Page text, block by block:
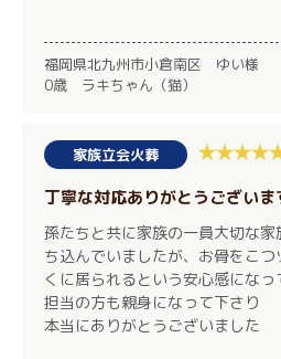
福岡県北九州市小倉南区 ゆい様
0歳 ラキちゃん（猫）
家族立会火葬
丁寧な対応ありがとうございま
孫たちと共に家族の一員大切な
ち込んでいましたが、お骨をこ
くに居られるという安心感になっ
担当の方も親身になって下さり
本当にありがとうございました